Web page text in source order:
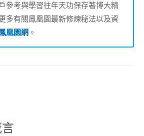
參考與學習往年天功保存著博大精
多有關鳳凰園最新修煉秘法以及資
凰園網 。